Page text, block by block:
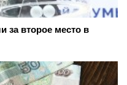
за второе место в